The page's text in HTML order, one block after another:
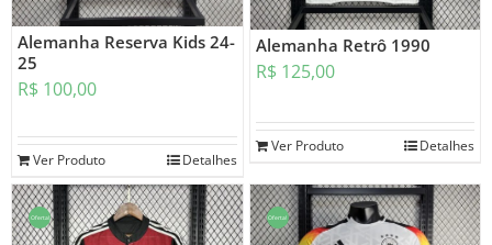
Alemanha Reserva Kids 24-
25
R$ 100,00
Ver Produto Detalhes
Alemanha Retrô 1990
R$ 125,00
Ver Produto Detalhes
Oferta! Oferta!